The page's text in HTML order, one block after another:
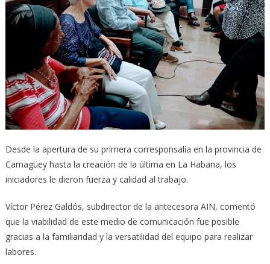
Desde la apertura de su primera corresponsalía en la provincia de
Camagüey hasta la creación de la última en La Habana, los
iniciadores le dieron fuerza y calidad al trabajo.
Víctor Pérez Galdós, subdirector de la antecesora AIN, comentó
que la viabilidad de este medio de comunicación fue posible
gracias a la familiaridad y la versatilidad del equipo para realizar
labores.